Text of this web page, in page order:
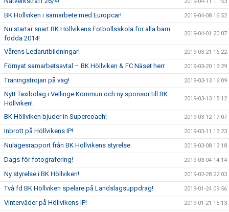
BK Höllviken i samarbete med Europcar! 2019-04-08 16:52
Nu startar snart BK Höllvikens Fotbollsskola för alla barn
födda 2014!
2019-04-01 20:07
Vårens Ledarutbildningar! 2019-03-21 16:22
Förnyat samarbetsavtal – BK Höllviken & FC Näset herr 2019-03-20 13:29
Träningströjan på väg! 2019-03-13 16:09
Nytt Taxibolag i Vellinge Kommun och ny sponsor till BK
Höllviken!
2019-03-13 15:12
BK Höllviken bjuder in Supercoach! 2019-03-12 17:07
Inbrott på Höllvikens IP! 2019-03-11 13:23
Nulägesrapport från BK Höllvikens styrelse 2019-03-08 13:18
Dags för fotografering! 2019-03-04 14:14
Ny styrelse i BK Höllviken! 2019-02-28 22:03
Två fd BK Höllviken spelare på Landslagsuppdrag! 2019-01-24 09:56
Vinterväder på Höllvikens IP! 2019-01-21 15:13